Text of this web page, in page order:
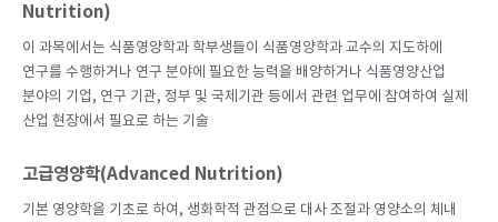
Nutrition)
이 과목에서는 식품영양학과 학부생들이 식품영양학과 교수의 지도하에
연구를 수행하거나 연구 분야에 필요한 능력을 배양하거나 식품영양산업
분야의 기업, 연구 기관, 정부 및 국제기관 등에서 관련 업무에 참여하여 실제
산업 현장에서 필요로 하는 기술
고급영양학(Advanced Nutrition)
기본 영양학을 기초로 하여, 생화학적 관점으로 대사 조절과 영양소의 체내